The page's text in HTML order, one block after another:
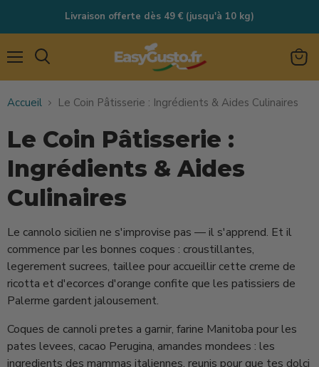
Livraison offerte dès 49 € (jusqu'à 10 kg)
panier
Accueil Le Coin Pâtisserie : Ingrédients & Aides Culinaires
Le Coin Pâtisserie :
Ingrédients & Aides
Culinaires
Le cannolo sicilien ne s'improvise pas — il s'apprend. Et il
commence par les bonnes coques : croustillantes,
legerement sucrees, taillee pour accueillir cette creme de
ricotta et d'ecorces d'orange confite que les patissiers de
Palerme gardent jalousement.
Coques de cannoli pretes a garnir, farine Manitoba pour les
pates levees, cacao Perugina, amandes mondees : les
ingredients des mammas italiennes, reunis pour que tes dolci